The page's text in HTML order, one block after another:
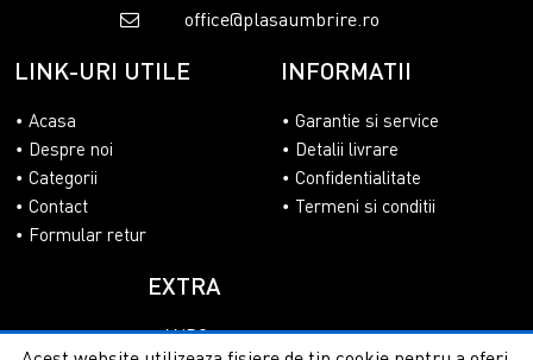
office@plasaumbrire.ro
LINK-URI UTILE
Acasa
Despre noi
Categorii
Contact
Formular retur
INFORMATII
Garantie si service
Detalii livrare
Confidentialitate
Termeni si conditii
EXTRA
ANPC